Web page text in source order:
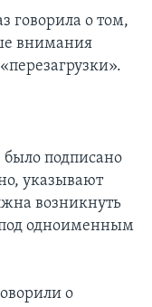
говорила о том,
внимания
было подписано
указывают
возникнуть
одноименным
о